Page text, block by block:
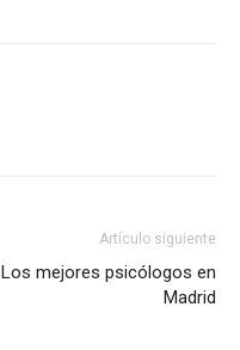
Artículo siguiente
Los mejores psicólogos en
Madrid